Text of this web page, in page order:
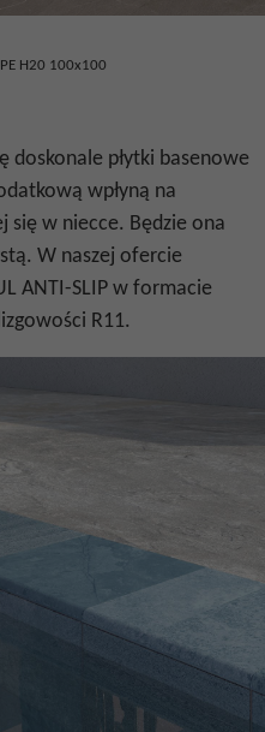
H20 100x100
doskonale płytki basenowe
wpłyną na
się w niecce. Będzie ona
W naszej ofercie
ANTI-SLIP w formacie
R11.